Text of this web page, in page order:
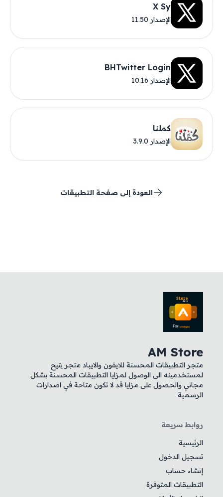
X Sy
الإصدار 11.50
BHTwitter Login
الإصدار 10.16
كملنا
الإصدار 3.9.0
العودة إلى صفحة التطبيقات
AM Store
متجر التطبيقات المحسنة للايفون والايباد متجر يتيح
لمستخدمينه الى الوصول لمزايا التطبيقات المحسنة بشكل
مجاني والحصول على مزايا قد لا تكون متاحة في اصدارات
الرسمية
روابط سريعة
الرئيسية
تسجيل الدخول
إنشاء حساب
التطبيقات المتوفرة